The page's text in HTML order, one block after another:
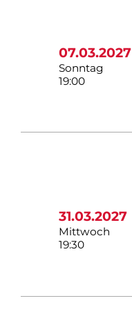
07.03.2027
Sonntag
19:00
31.03.2027
Mittwoch
19:30